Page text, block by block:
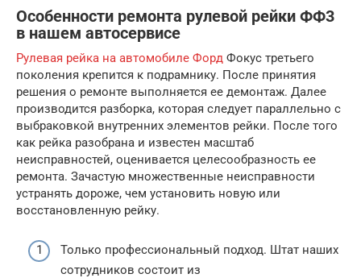
Особенности ремонта рулевой рейки ФФ3
в нашем автосервисе
Рулевая рейка на автомобиле Форд Фокус третьего
поколения крепится к подрамнику. После принятия
решения о ремонте выполняется ее демонтаж. Далее
производится разборка, которая следует параллельно с
выбраковкой внутренних элементов рейки. После того
как рейка разобрана и известен масштаб
неисправностей, оценивается целесообразность ее
ремонта. Зачастую множественные неисправности
устранять дороже, чем установить новую или
восстановленную рейку.
Только профессиональный подход. Штат наших
сотрудников состоит из